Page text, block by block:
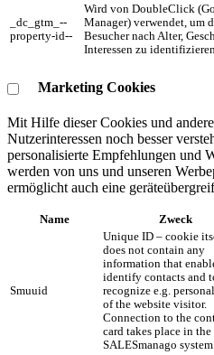
_dc_gtm_--
property-id--
Wird von DoubleClick
Manager) verwendet, um
Besucher nach Alter,
Interessen zu
Marketing Cookies
Mit Hilfe dieser Cookies und
Nutzerinteressen noch besser
personalisierte Empfehlungen und
werden von uns und unseren
ermöglicht auch eine
Name Zweck
Smuuid
Unique ID – cookie
does not contain any
information that
identify contacts and
recognize e.g.
of the website visitor.
Connection to the
card takes place in the
SALESmanago